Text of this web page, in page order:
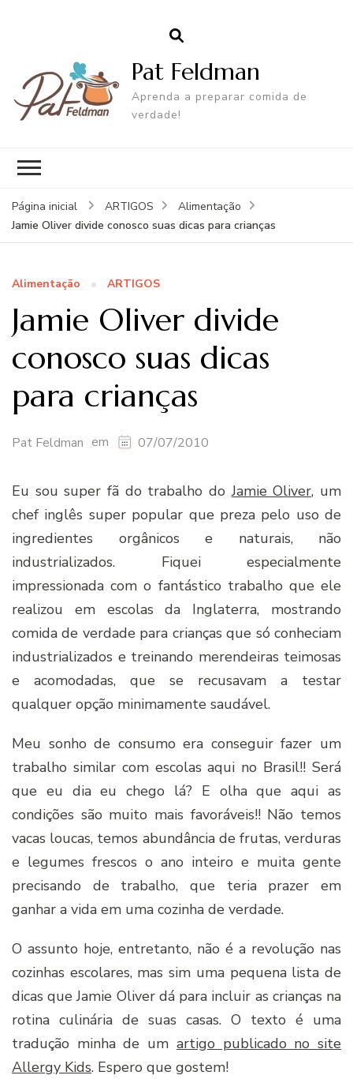
Pat Feldman
Aprenda a preparar comida de
verdade!
Página inicial ARTIGOS
Alimentação
Jamie Oliver divide conosco suas dicas para crianças
Alimentação ARTIGOS
Jamie Oliver divide
conosco suas dicas
para crianças
Pat Feldman em 07/07/2010
Eu sou super fã do trabalho doJamie Oliver, um
chef inglês super popular que preza pelo uso de
ingredientes orgânicos e naturais, não
industrializados. Fiquei especialmente
impressionada com o fantástico trabalho que ele
realizou em escolas da Inglaterra, mostrando
comida de verdade para crianças que só conheciam
industrializados e treinando merendeiras teimosas
e acomodadas, que se recusavam a testar
qualquer opção minimamente saudável.
Meu sonho de consumo era conseguir fazer um
trabalho similar com escolas aqui no Brasil!! Será
que eu dia eu chego lá? E olha que aqui as
condições são muito mais favoráveis!! Não temos
vacas loucas, temos abundância de frutas, verduras
e legumes frescos o ano inteiro e muita gente
precisando de trabalho, que teria prazer em
ganhar a vida em uma cozinha de verdade.
O assunto hoje, entretanto, não é a revolução nas
cozinhas escolares, mas sim uma pequena lista de
dicas que Jamie Oliver dá para incluir as crianças na
rotina culinária de suas casas. O texto é uma
tradução minha de um artigo publicado no site
Allergy Kids. Espero que gostem!